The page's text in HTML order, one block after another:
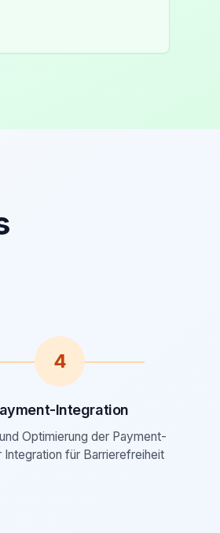
4
Integration
Optimierung der Payment-
Integration für Barrierefreiheit